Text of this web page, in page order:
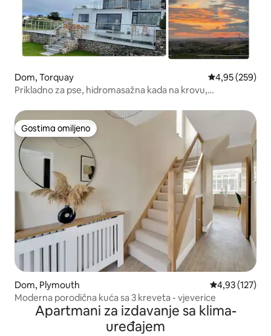
Dom, Torquay Prosečna
4,95 (259)
Prikladno za pse, hidromasažna kada na krovu,
Gostima omiljeno
Gostima omiljeno
Dom, Plymouth Prosečna
4,93 (127)
Moderna porodična kuća sa 3 kreveta - vjeverice
Apartmani za izdavanje sa klima-
uređajem